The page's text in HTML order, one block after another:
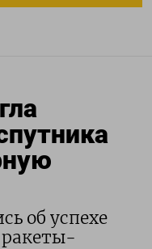
об успехе